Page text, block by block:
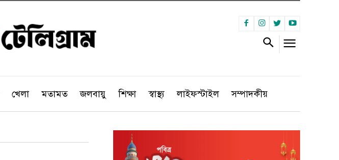
খেলা মতামত জলবায়ু শিক্ষা স্বাস্থ্য লাইফস্টাইল সম্পাদকীয়